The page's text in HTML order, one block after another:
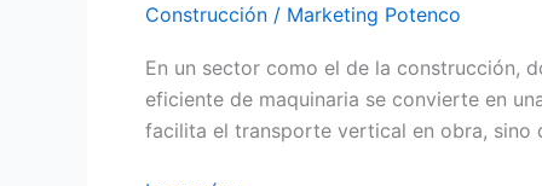
Construcción / Marketing Potenco
En un sector como el de la construcción,
eficiente de maquinaria se convierte en
facilita el transporte vertical en obra, sino